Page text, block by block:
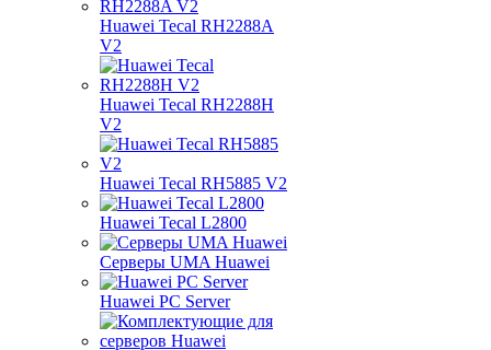
Huawei Tecal RH2288A
V2
Huawei Tecal RH2288H
V2
Huawei Tecal RH5885 V2
Huawei Tecal L2800
Серверы UMA Huawei
Huawei PC Server